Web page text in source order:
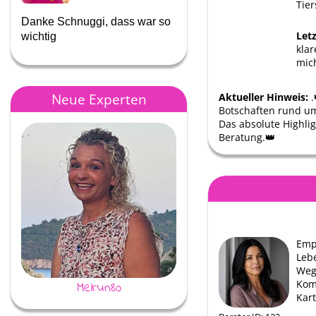
Danke Schnuggi, dass war so
wichtig
Neue Experten
Melrun80 Jessi
Aktueller Hinweis:
Botschaften rund
Das absolute
Beratung.👑